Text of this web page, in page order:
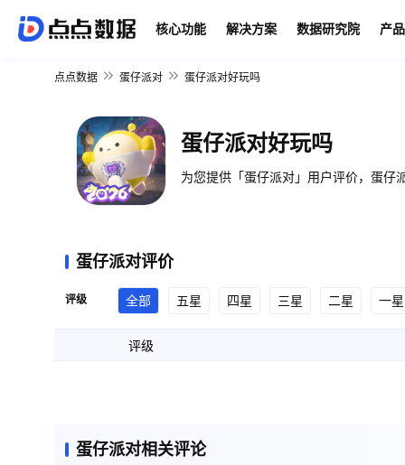
核心功能 解决方案 数据研究院 产
点点数据 蛋仔派对 蛋仔派对好玩吗
蛋仔派对好玩吗
为您提供「蛋仔派对」用户评价，蛋仔
蛋仔派对评价
评级 全部 五星 四星 三星 二星 一星
评级
蛋仔派对相关评论